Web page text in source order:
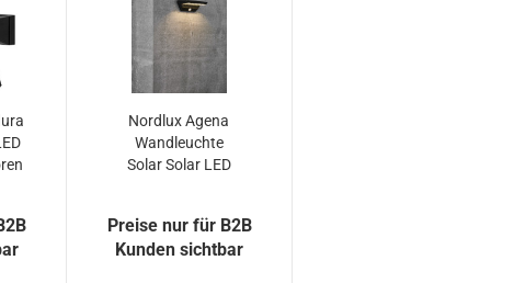
Nordlux Agena
Wandleuchte
Solar Solar LED
Preise nur für B2B
Kunden sichtbar